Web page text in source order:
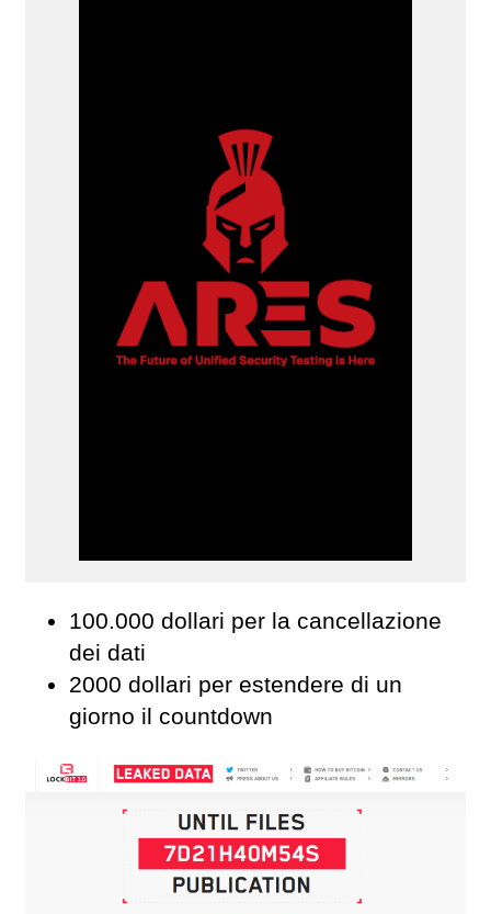
100.000 dollari per la cancellazione
dei dati
2000 dollari per estendere di un
giorno il countdown